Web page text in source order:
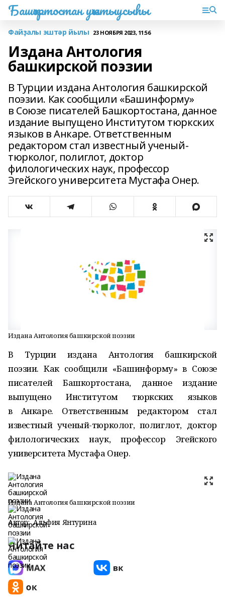
Башҡортостан уҡытыусыһы
Файҙалы эштәр йылы 23 НОЯБРЯ 2023, 11:56
Издана Антология
башкирской поэзии
В Турции издана Антология башкирской
поэзии. Как сообщили «Башинформу»
в Союзе писателей Башкортостана, данное
издание выпущено Институтом тюркских
языков в Анкаре. Ответственным
редактором стал известный ученый-
тюрколог, полиглот, доктор
филологических наук, профессор
Эгейского университета Мустафа Онер.
Издана Антология башкирской поэзии
В Турции издана Антология башкирской
поэзии. Как сообщили «Башинформу» в Союзе
писателей Башкортостана, данное издание
выпущено Институтом тюркских языков
в Анкаре. Ответственным редактором стал
известный ученый-тюрколог, полиглот, доктор
филологических наук, профессор Эгейского
университета Мустафа Онер.
Издана Антология башкирской поэзии
Автор: Альфия Янтурина
Читайте нас